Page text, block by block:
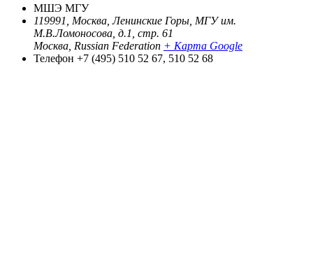
МШЭ МГУ
119991, Москва, Ленинские Горы, МГУ им.
М.В.Ломоносова, д.1, стр. 61
Москва Russian Federation + Карта Google
Телефон +7 (495) 510 52 67, 510 52 68